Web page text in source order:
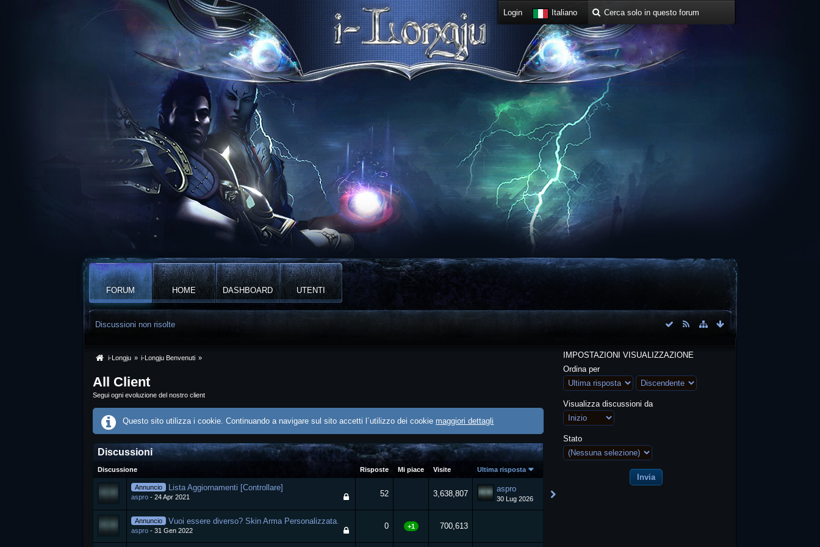
Login Italiano
FORUM HOME DASHBOARD UTENTI
Discussioni non risolte
i-Longju » i-Longju Benvenuti »
All Client
Segui ogni evoluzione del nostro client
Questo sito utilizza i cookie. Continuando a navigare sul sito accetti l´utilizzo dei cookie maggiori dettagli
Discussioni
Discussione Risposte Mi piace Visite Ultima risposta
Annuncio Lista Aggiornamenti [Controllare]
aspro 24 Apr 2021 52 3,638,807
aspro
30 Lug 2026
Annuncio Vuoi essere diverso? Skin Arma Personalizzata.
aspro 31 Gen 2022 0 +1 700,613
IMPOSTAZIONI VISUALIZZAZIONE
Ordina per
Visualizza discussioni da
Stato